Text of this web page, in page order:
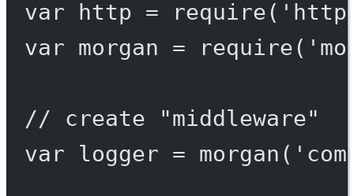
var http = require(
var morgan = require(
// create "middleware"
var logger = morgan (